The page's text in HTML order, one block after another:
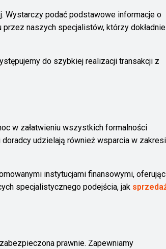
Wystarczy podać podstawowe informacje o
naszych specjalistów, którzy dokładnie
do szybkiej realizacji transakcji z
w załatwieniu wszystkich formalności
udzielają również wsparcia w
instytucjami finansowymi, oferując
specjalistycznego podejścia, jak
prawnie. Zapewniamy